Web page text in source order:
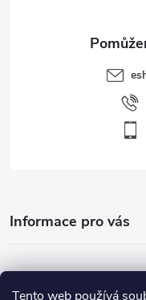
Tento web používá
Informace pro vás
Nejhledanější